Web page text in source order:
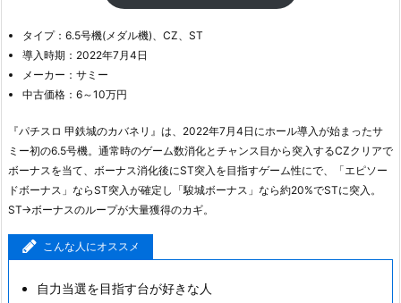
タイプ：6.5号機(メダル機)、CZ、ST
導入時期：2022年7月4日
メーカー：サミー
中古価格：6～10万円
『パチスロ 甲鉄城のカバネリ』は、2022年7月4日にホール導入が始まったサ
ミー初の6.5号機。通常時のゲーム数消化とチャンス目から突入するCZクリアで
ボーナスを当て、ボーナス消化後にST突入を目指すゲーム性にで、「エピソー
ドボーナス」ならST突入が確定し「駿城ボーナス」なら約20%でSTに突入。
ST→ボーナスのループが大量獲得のカギ。
こんな人にオススメ
自力当選を目指す台が好きな人